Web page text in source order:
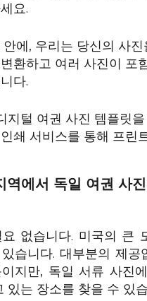
요.
에, 우리는 당신의 사진
환하고 여러 사진이 포
다.
지털 여권 사진 템플릿
쇄 서비스를 통해 프린
역에서 독일 여권 사
없습니다. 미국의 큰
습니다. 대부분의 제공
지만, 독일 서류 사진
있는 장소를 찾을 수 있